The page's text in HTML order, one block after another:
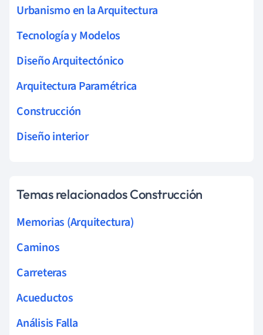
Urbanismo en la Arquitectura
Tecnología y Modelos
Diseño Arquitectónico
Arquitectura Paramétrica
Construcción
Diseño interior
Temas relacionados Construcción
Memorias (Arquitectura)
Caminos
Carreteras
Acueductos
Análisis Falla